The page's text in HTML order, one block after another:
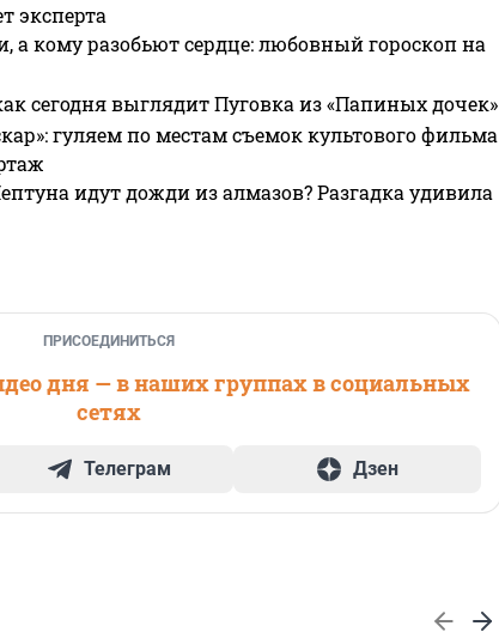
эксперта
а кому разобьют сердце: любовный гороскоп на
сегодня выглядит Пуговка из «Папиных дочек»
гуляем по местам съемок культового фильма
идут дожди из алмазов? Разгадка удивила
ПРИСОЕДИНИТЬСЯ
дня — в наших группах в социальных
сетях
Телеграм Дзен